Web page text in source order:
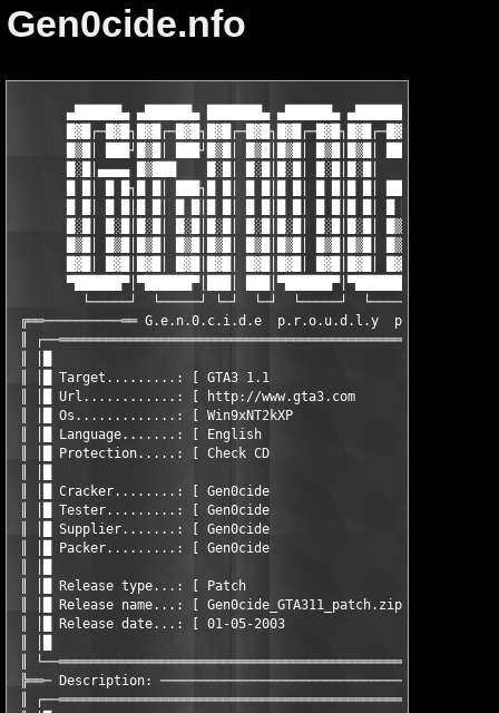
Gen0cide.nfo
▄██████▄ ▄██████▄ ███████▄ ▄██████▄ ▄██████▄ ███
█▒█│ ███┘█▒█│ ███┘█▒█│ █▒█│█▒█│ █▒█│█▒█│ ███┘█▒█│█▒█│
█░█│▄▄▄▄ █▒███    █░█│ █░█│█░█│ █░█│█░█│     █░█│█░█│
█ █│ █ █┐█ █│ ███┐█ █│ █ █│█ █│ █ █│█ █│ ███┐█ █│█ █│
█░█│ █░█│█░█│ █░█│█░█│ █░█│█░█│ █░█│█░█│ █▒█│█░█│█░█│
█▒█│ █▒█│█▒█│ █▒█│█▒█│ █▒█│█▒█│ █▒█│█▒█│ █▒█│█▒█│█▒█│
█▓█│ █▓█│█▓█│ █▓█│█▓█│ █▓█│█▓█│ █▓█│█▓█│ █▓█│█▓█│█▓█│
▀██████▀│▀██████▀│███│
└─────┘  └─────┘ └─┘  └─┘  └─────┘  └─────┘ └─┘
╔══──────────══ G.e.n.0.c.i.d.e  p.r.o.u.d.l.y  p.r.e.s.e.n.t.s
║
║ │█ Target.........: [ GTA3 1.1
║ │█ Url............: [ http://www.gta3.com
║ │█ Os.............: [ Win9xNT2kXP
║ │█ Language.......: [ English
║ │█ Protection.....: [ Check CD
║ │█ Cracker........: [ Gen0cide
║ │█ Tester.........: [ Gen0cide
║ │█ Supplier.......: [ Gen0cide
║ │█ Packer.........: [ Gen0cide
║ │█ Release type...: [ Patch
║ │█ Release name...: [ Gen0cide_GTA311_patch.zip
║ │█ Release date...: [ 01-05-2003
║
╠══─ Description:
║